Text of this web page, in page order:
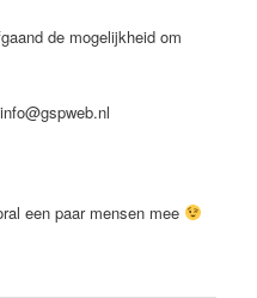
de mogelijkheid om
een paar mensen mee